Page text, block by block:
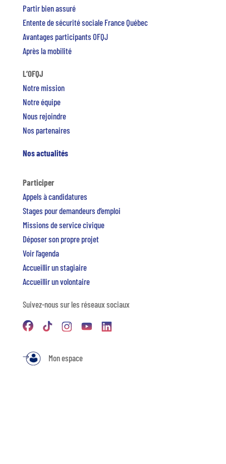
Partir bien assuré
Entente de sécurité sociale France Québec
Avantages participants OFQJ
Après la mobilité
L’OFQJ
Notre mission
Notre équipe
Nous rejoindre
Nos partenaires
Nos actualités
Participer
Appels à candidatures
Stages pour demandeurs d’emploi
Missions de service civique
Déposer son propre projet
Voir l’agenda
Accueillir un stagiaire
Accueillir un volontaire
Suivez-nous sur les réseaux sociaux
Mon espace